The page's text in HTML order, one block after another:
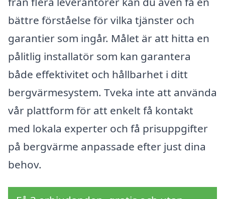
bättre förståelse för vilka tjänster och
garantier som ingår. Målet är att hitta en
pålitlig installatör som kan garantera
både effektivitet och hållbarhet i ditt
bergvärmesystem. Tveka inte att använda
vår plattform för att enkelt få kontakt
med lokala experter och få prisuppgifter
på bergvärme anpassade efter just dina
behov.